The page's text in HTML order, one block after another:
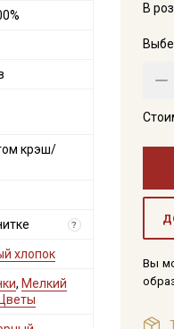
В
Вы
крэш/
?
хлопок
, Мелкий
Цветы